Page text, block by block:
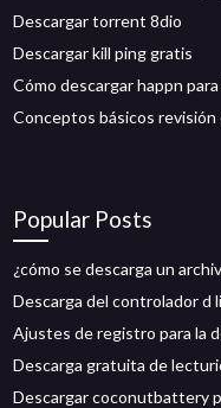
Descargar torrent 8dio
Descargar kill ping gratis
Cómo descargar happn
Conceptos básicos
Popular Posts
¿cómo se descarga un
Descarga del controlador d
Ajustes de registro para la
Descarga gratuita de
Descargar coconutbattery